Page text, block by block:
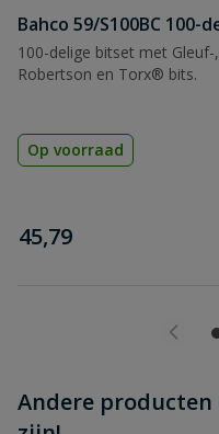
Beoordeling
Bahco 59/S100BC 100-
100-delige bitset met
Robertson en Torx® bits.
Op voorraad
€
45,79
Andere